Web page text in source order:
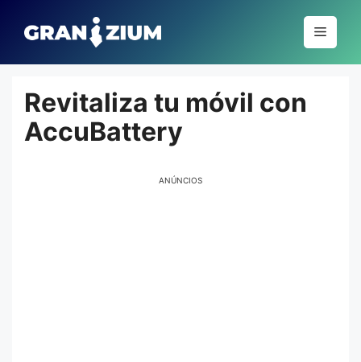
para
conteúdo
Menu
Revitaliza tu móvil con
AccuBattery
ANÚNCIOS